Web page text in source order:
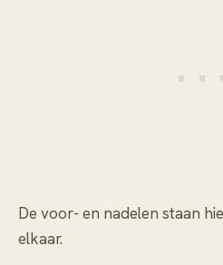
De voor- en nadelen staan
elkaar.